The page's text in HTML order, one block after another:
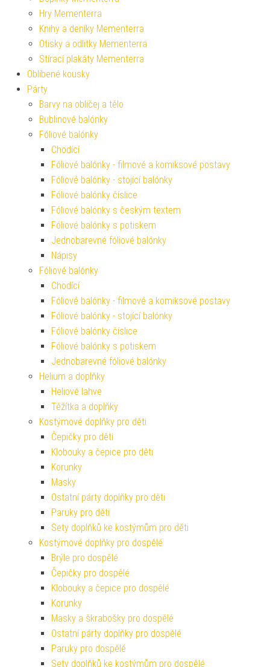
Hry Mementerra
Knihy a deníky Mementerra
Otisky a odlitky Mementerra
Stírací plakáty Mementerra
Oblíbené kousky
Párty
Barvy na obličej a tělo
Bublinové balónky
Fóliové balónky
Chodící
Fóliové balónky - filmové a komiksové postavy
Fóliové balónky - stojící balónky
Fóliové balónky číslice
Fóliové balónky s českým textem
Fóliové balónky s potiskem
Jednobarevné fóliové balónky
Nápisy
Fóliové balónky
Chodící
Fóliové balónky - filmové a komiksové postavy
Fóliové balónky - stojící balónky
Fóliové balónky číslice
Fóliové balónky s potiskem
Jednobarevné fóliové balónky
Helium a doplňky
Heliové lahve
Těžítka a doplňky
Kostýmové doplňky pro děti
Čepičky pro děti
Klobouky a čepice pro děti
Korunky
Masky
Ostatní párty doplňky pro děti
Paruky pro děti
Sety doplňků ke kostýmům pro děti
Kostýmové doplňky pro dospělé
Brýle pro dospělé
Čepičky pro dospělé
Klobouky a čepice pro dospělé
Korunky
Masky a škrabošky pro dospělé
Ostatní párty doplňky pro dospělé
Paruky pro dospělé
Sety doplňků ke kostýmům pro dospělé